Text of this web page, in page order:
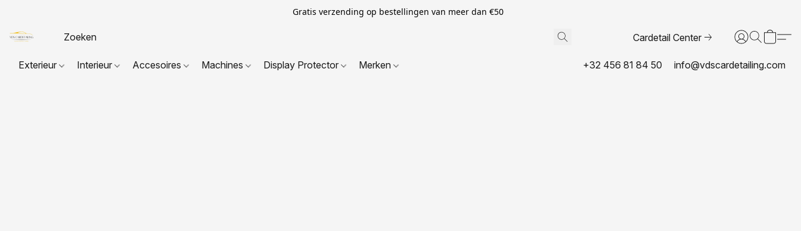
Gratis verzending op bestellingen van meer dan €50
Cardetail Center
Exterieur Interieur Accesoires Machines Display Protector Merken +32 456 81 84 50 info@vdscardetailing.com